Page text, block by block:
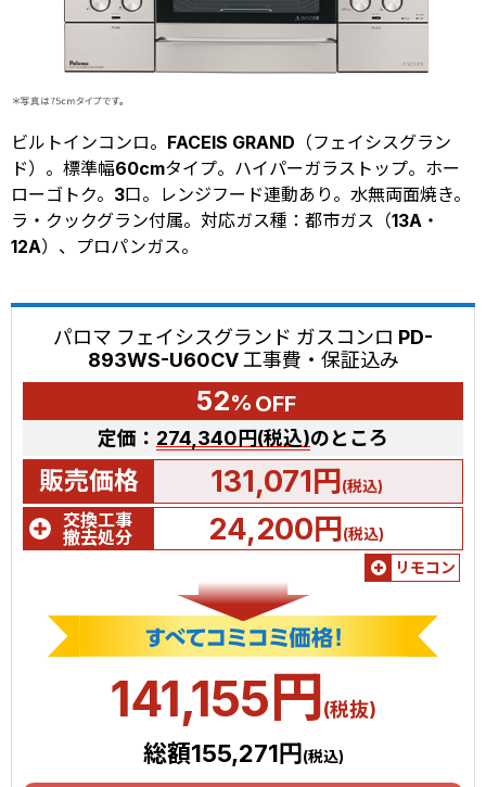
ビルトインコンロ。FACEIS GRAND（フェイシスグラン
ド）。標準幅60cmタイプ。ハイパーガラストップ。ホー
ローゴトク。3口。レンジフード連動あり。水無両面焼き。
ラ・クックグラン付属。対応ガス種：都市ガス（13A・
12A）、プロパンガス。
パロマ フェイシスグランド ガスコンロ PD-
893WS-U60CV 工事費・保証込み
52% OFF
定価： 274,340円(税込)のところ
販売価格 131,071円(税込)
交換工事
撤去処分
24,200円(税込)
リモコン
141,155円(税抜)
総額155,271円(税込)